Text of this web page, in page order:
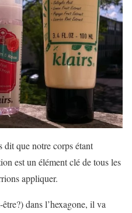
dit que notre corps étant
est un élément clé de tous les
appliquer.
dans l’hexagone, il va